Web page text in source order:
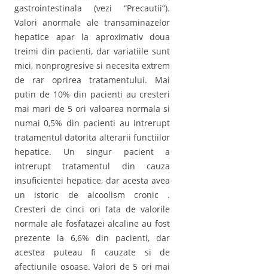
gastrointestinala (vezi “Precautii”).
Valori anormale ale transaminazelor
hepatice apar la aproximativ doua
treimi din pacienti, dar variatiile sunt
mici, nonprogresive si necesita extrem
de rar oprirea tratamentului. Mai
putin de 10% din pacienti au cresteri
mai mari de 5 ori valoarea normala si
numai 0,5% din pacienti au intrerupt
tratamentul datorita alterarii functiilor
hepatice. Un singur pacient a
intrerupt tratamentul din cauza
insuficientei hepatice, dar acesta avea
un istoric de alcoolism cronic .
Cresteri de cinci ori fata de valorile
normale ale fosfatazei alcaline au fost
prezente la 6,6% din pacienti, dar
acestea puteau fi cauzate si de
afectiunile osoase. Valori de 5 ori mai